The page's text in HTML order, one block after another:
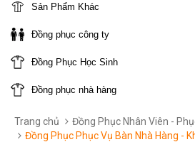
Sản Phẩm Khác
Đồng phục công ty
Đồng Phục Học Sinh
Đồng phục nhà hàng
Trang chủ
Đồng Phục Nhân Viên -
Đồng Phục Phục Vụ Bàn Nhà Hàng -